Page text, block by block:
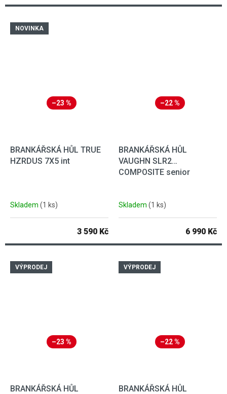
NOVINKA
–23 %
BRANKÁŘSKÁ HŮL TRUE
HZRDUS 7X5 int
Skladem (1 ks)
3 590 Kč
–22 %
BRANKÁŘSKÁ HŮL
VAUGHN SLR2
COMPOSITE senior
Skladem (1 ks)
6 990 Kč
VÝPRODEJ
–23 %
BRANKÁŘSKÁ HŮL
VÝPRODEJ
–22 %
BRANKÁŘSKÁ HŮL